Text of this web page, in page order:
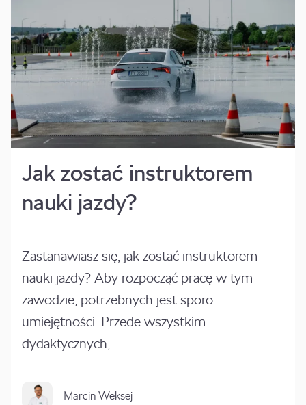
Jak zostać instruktorem
nauki jazdy?
Zastanawiasz się, jak zostać instruktorem
nauki jazdy? Aby rozpocząć pracę w tym
zawodzie, potrzebnych jest sporo
umiejętności. Przede wszystkim
dydaktycznych,...
Marcin Weksej